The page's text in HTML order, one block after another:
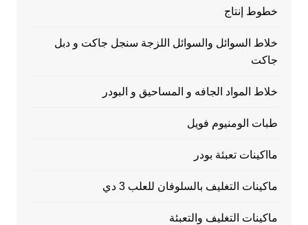
خطوط إنتاج
خلاط السوائل والسوائل اللزجة سنجل جاكت و دبل
جاكت
خلاط المواد الجافه و المساحيق و البودر
طبات الومنيوم فويل
مااكينات تعبئة بودر
ماكينات التغليف بالسلوفان للعلب 3 دي
ماكينات التغليف والتعبئة